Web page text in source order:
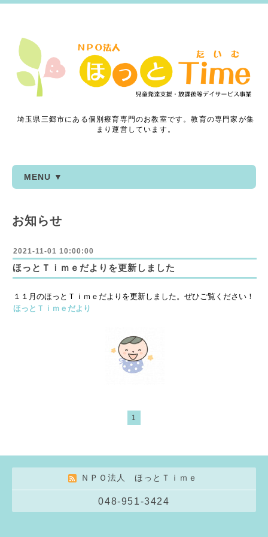
埼玉県三郷市にある個別療育専門のお教室です。教育の専門家が集
まり運営しています。
MENU ▼
お知らせ
2021-11-01 10:00:00
ほっとＴｉｍｅだよりを更新しました
１１月のほっとＴｉｍｅだよりを更新しました。ぜひご覧ください！
ほっとＴｉｍｅだより
1
ＮＰＯ法人 ほっとＴｉｍｅ
048-951-3424